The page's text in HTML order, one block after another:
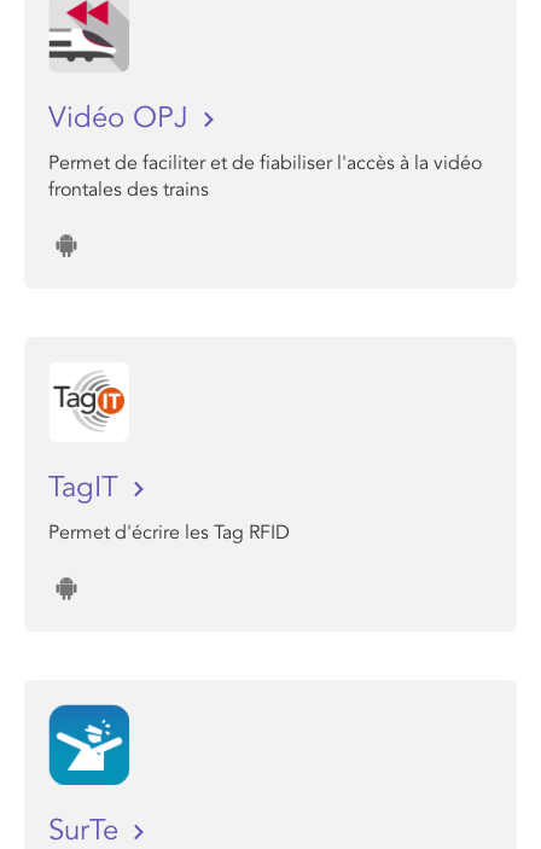
Vidéo OPJ
Permet de faciliter et de fiabiliser l'accès à la vidéo
frontales des trains
TagIT
Permet d'écrire les Tag RFID
SurTe